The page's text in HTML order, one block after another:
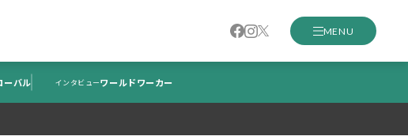
MENU
ーバル インタビューワールドワーカー